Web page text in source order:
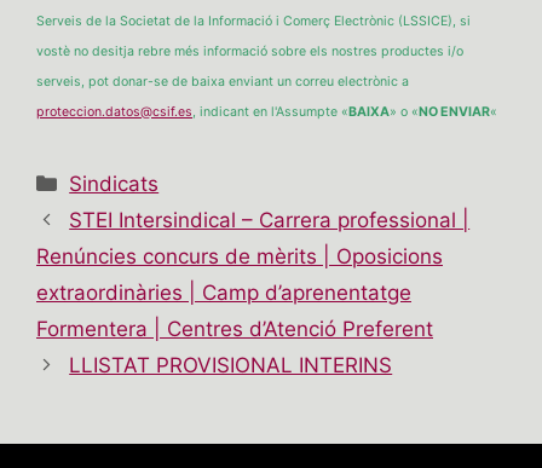
Serveis de la Societat de la Informació i Comerç Electrònic (LSSICE), si
vostè no desitja rebre més informació sobre els nostres productes i/o
serveis, pot donar-se de baixa enviant un correu electrònic a
proteccion.datos@csif.es, indicant en l'Assumpte «BAIXA» o «NO ENVIAR«
Categories
Sindicats
STEI Intersindical – Carrera professional |
Renúncies concurs de mèrits | Oposicions
extraordinàries | Camp d’aprenentatge
Formentera | Centres d’Atenció Preferent
LLISTAT PROVISIONAL INTERINS